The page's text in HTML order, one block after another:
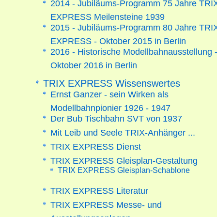
2014 - Jubiläums-Programm 75 Jahre
EXPRESS Meilensteine 1939
2015 - Jubiläums-Programm 80 Jahre
EXPRESS - Oktober 2015 in Berlin
2016 - Historische Modellbahnausstellung -
Oktober 2016 in Berlin
TRIX EXPRESS Wissenswertes
Ernst Ganzer - sein Wirken als
Modellbahnpionier 1926 - 1947
Der Bub Tischbahn SVT von 1937
Mit Leib und Seele TRIX-Anhänger ...
TRIX EXPRESS Dienst
TRIX EXPRESS Gleisplan-Gestaltung
TRIX EXPRESS Gleisplan-Schablone
TRIX EXPRESS Literatur
TRIX EXPRESS Messe- und